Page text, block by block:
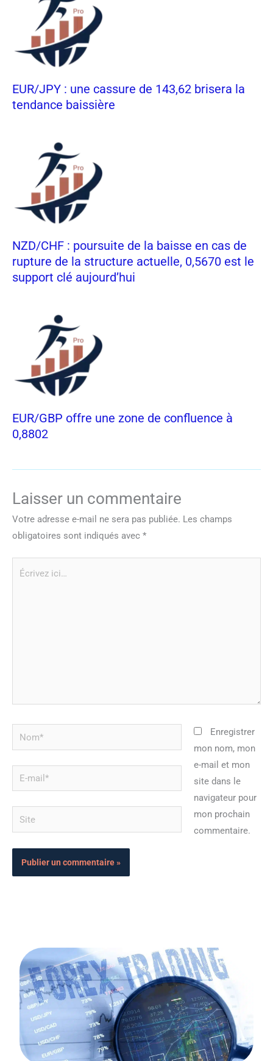
EUR/JPY : une cassure de 143,62 brisera la
tendance baissière
NZD/CHF : poursuite de la baisse en cas de
rupture de la structure actuelle, 0,5670 est le
support clé aujourd’hui
EUR/GBP offre une zone de confluence à
0,8802
Laisser un commentaire
Votre adresse e-mail ne sera pas publiée. Les champs
obligatoires sont indiqués avec *
Nom*
mail*
Site
Enregistrer
mon nom, mon
e-mail et mon
site dans le
navigateur pour
mon prochain
commentaire.